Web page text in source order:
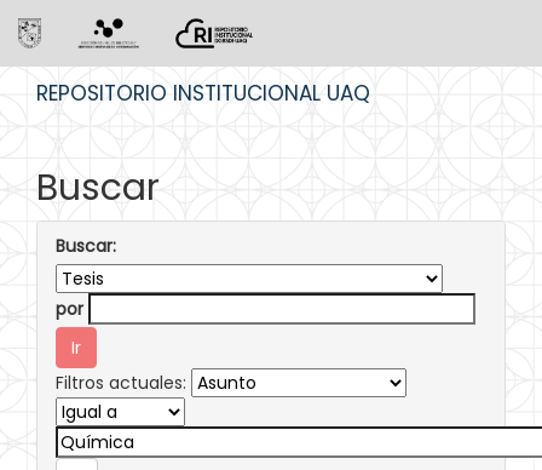
REPOSITORIO INSTITUCIONAL UAQ
Buscar
Buscar:
por
Filtros actuales: